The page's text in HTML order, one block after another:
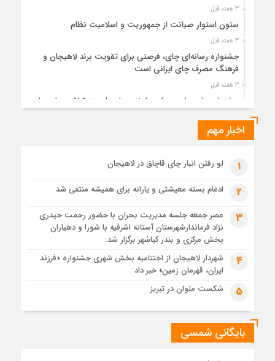
3 هفته قبل
ستون استوار صیانت از جمهوریت و اسلامیت نظام
3 هفته قبل
جشنواره رسانه‌ای چای، فرصتی برای تقویت برند لاهیجان و
فرهنگ مصرف چای ایرانی است
3 هفته قبل
جشنواره ملی چای، حمایت از لاهیجان یا هزینه‌تراشی برای چای
ایرانی!؟
4 هفته قبل
4 هفته قبل
رئوف
تصاویر هوایی مراسم تشییع پیکر مطهر آقای شهید ایران – مشهد
مراسم تشییع پیکر مطهر آقای شهید ایران – مشهد
تصاویری از تراکم جمعیت حاضر در میدان ثورهالعشرین نجف
اشرف
اخبار مهم
1 لو رفتن انبار چای قاچاق در لاهیجان
2 ادغام بسته معیشتی و یارانه برای همیشه منتفی شد
3
عصر جمعه جلسه مدیریت بحران با حضور رحمت حیدری
نژاد فرماندارشهرستان آستانه اشرفیه با شورا و دهیاران
بخش مرکزی و بندر کیاشهر برگزار شد.
4
شهردار لاهیجان از اختتامیه بخش شهری جشنواره «فرزند
ایران، قهرمان زمین» خبر داد
5 شکست ملوان در تبریز
بایگانی شمسی